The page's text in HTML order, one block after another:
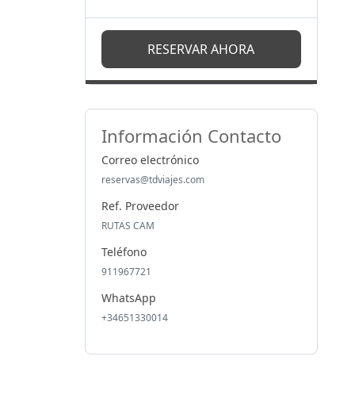
RESERVAR AHORA
Información Contacto
Correo electrónico
reservas@tdviajes.com
Ref. Proveedor
RUTAS CAM
Teléfono
911967721
WhatsApp
+34651330014